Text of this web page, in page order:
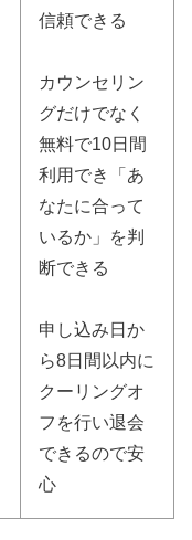
信頼できる
カウンセリン
グだけでなく
無料で10日間
利用でき「あ
なたに合って
いるか」を判
断できる
申し込み日か
ら8日間以内に
クーリングオ
フを行い退会
できるので安
心